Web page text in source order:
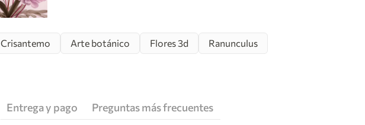
Crisantemo Arte botánico Flores 3d
Ranunculus
Entrega y pago Preguntas más frecuentes